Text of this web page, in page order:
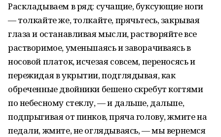
Раскладываем в ряд: сучащие, буксующие ноги
— толкайте же, толкайте, прячьтесь, закрывая
глаза и останавливая мысли, растворяйте все
растворимое, уменьшаясь и заворачиваясь в
носовой платок, исчезая совсем, переносясь и
пережидая в укрытии, подглядывая, как
обреченные двойники бешено скребут когтями
по небесному стеклу, — и дальше, дальше,
подпрыгивая от пинков, пряча голову, жмите на
педали, жмите, не оглядываясь, — мы вернемся